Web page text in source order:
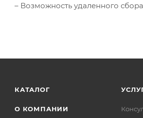
– Возможность удаленного
КАТАЛОГ
О КОМПАНИИ